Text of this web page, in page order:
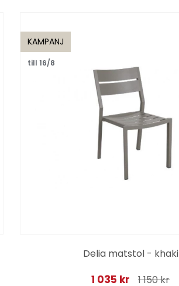
KAMPANJ
till 16/8
Delia matstol - khaki
1 035 kr 1 150 kr